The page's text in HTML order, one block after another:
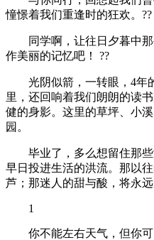
憧憬着我们重逢时的狂欢。??
同学啊，让往日夕暮中那
作美丽的记忆吧！ ??
光阴似箭，一转眼，4年
里，还回响着我们朗朗的读
健的身影。这里的草坪、小
园。
毕业了，多么想留住那些
早日投进生活的洪流。那以
芦；那迷人的甜与酸，将永远
1
你不能左右天气，但你可